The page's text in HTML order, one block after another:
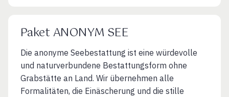
Paket ANONYM SEE
Die anonyme Seebestattung ist eine würdevolle
und naturverbundene Bestattungsform ohne
Grabstätte an Land. Wir übernehmen alle
Formalitäten, die Einäscherung und die stille